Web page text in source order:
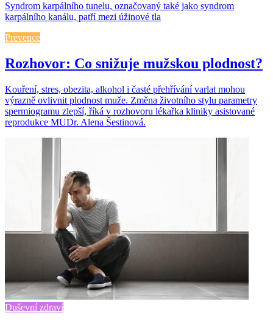
Syndrom karpálního tunelu, označovaný také jako syndrom
karpálního kanálu, patří mezi úžinové tla
Prevence
Rozhovor: Co snižuje mužskou plodnost?
Kouření, stres, obezita, alkohol i časté přehřívání varlat mohou
výrazně ovlivnit plodnost muže. Změna životního stylu parametry
spermiogramu zlepší, říká v rozhovoru lékařka kliniky asistované
reprodukce MUDr. Alena Šestinová.
Duševní zdraví